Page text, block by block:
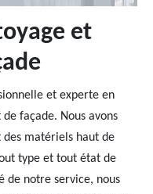
et
et experte en
façade. Nous avons
des matériels haut de
type et tout état de
de notre service, nous